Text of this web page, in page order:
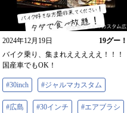
2024年12月19日 19グー！
バイク乗り、集まれえええええ！！！
国産車でもOK！
#30inch #ジャルマカスタム
#広島 #30インチ #エアブラシ